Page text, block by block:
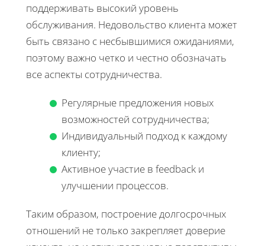
поддерживать высокий уровень
обслуживания. Недовольство клиента может
быть связано с несбывшимися ожиданиями,
поэтому важно четко и честно обозначать
все аспекты сотрудничества.
Регулярные предложения новых
возможностей сотрудничества;
Индивидуальный подход к каждому
клиенту;
Активное участие в feedback и
улучшении процессов.
Таким образом, построение долгосрочных
отношений не только закрепляет доверие